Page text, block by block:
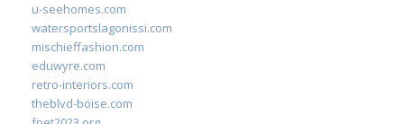
u-seehomes.com
watersportslagonissi.com
mischieffashion.com
eduwyre.com
retro-interiors.com
theblvd-boise.com